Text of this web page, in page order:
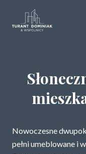
Nowoczesne
pełni umeblowane i